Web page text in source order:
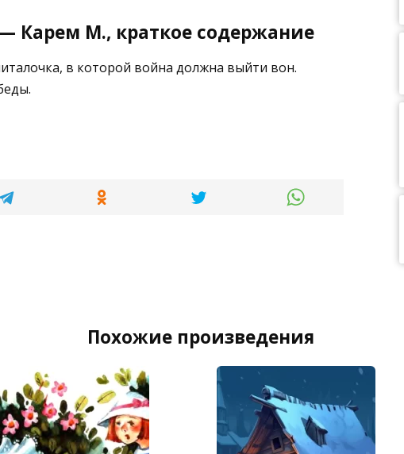
Карем М., краткое содержание
в которой война должна выйти вон.
Похожие произведения